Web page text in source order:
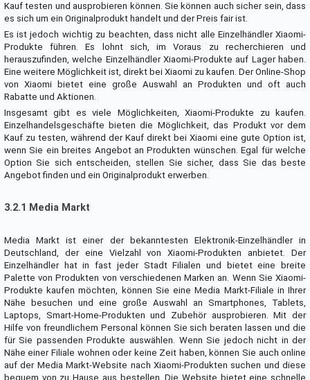
Kauf testen und ausprobieren können. Sie können auch sicher sein, dass
es sich um ein Originalprodukt handelt und der Preis fair ist.
Es ist jedoch wichtig zu beachten, dass nicht alle Einzelhändler Xiaomi-
Produkte führen. Es lohnt sich, im Voraus zu recherchieren und
herauszufinden, welche Einzelhändler Xiaomi-Produkte auf Lager haben.
Eine weitere Möglichkeit ist, direkt bei Xiaomi zu kaufen. Der Online-Shop
von Xiaomi bietet eine große Auswahl an Produkten und oft auch
Rabatte und Aktionen.
Insgesamt gibt es viele Möglichkeiten, Xiaomi-Produkte zu kaufen.
Einzelhandelsgeschäfte bieten die Möglichkeit, das Produkt vor dem
Kauf zu testen, während der Kauf direkt bei Xiaomi eine gute Option ist,
wenn Sie ein breites Angebot an Produkten wünschen. Egal für welche
Option Sie sich entscheiden, stellen Sie sicher, dass Sie das beste
Angebot finden und ein Originalprodukt erwerben.
3.2.1 Media Markt
Media Markt ist einer der bekanntesten Elektronik-Einzelhändler in
Deutschland, der eine Vielzahl von Xiaomi-Produkten anbietet. Der
Einzelhändler hat in fast jeder Stadt Filialen und bietet eine breite
Palette von Produkten von verschiedenen Marken an. Wenn Sie Xiaomi-
Produkte kaufen möchten, können Sie eine Media Markt-Filiale in Ihrer
Nähe besuchen und eine große Auswahl an Smartphones, Tablets,
Laptops, Smart-Home-Produkten und Zubehör ausprobieren. Mit der
Hilfe von freundlichem Personal können Sie sich beraten lassen und die
für Sie passenden Produkte auswählen. Wenn Sie jedoch nicht in der
Nähe einer Filiale wohnen oder keine Zeit haben, können Sie auch online
auf der Media Markt-Website nach Xiaomi-Produkten suchen und diese
bequem von zu Hause aus bestellen. Die Website bietet eine schnelle